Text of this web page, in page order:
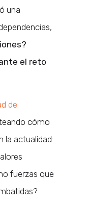
una
el reto
de
cómo
la actualidad:
fuerzas que